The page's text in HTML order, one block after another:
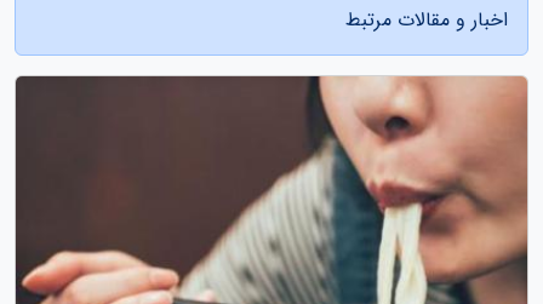
اخبار و مقالات مرتبط